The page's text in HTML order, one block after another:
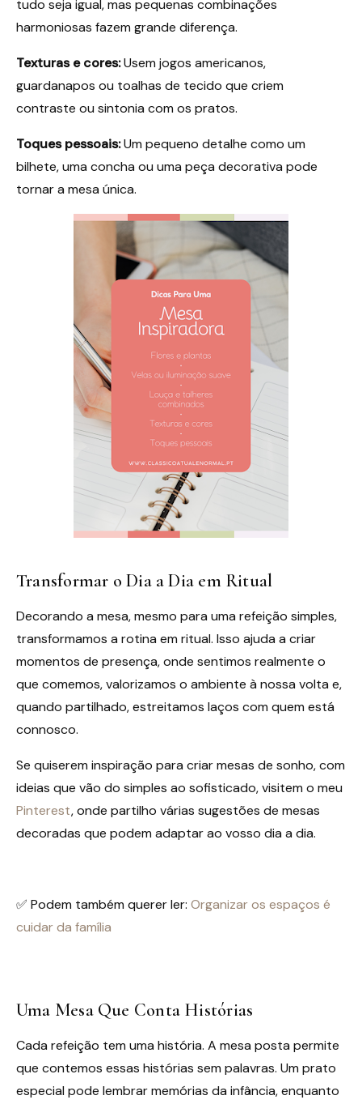
tudo seja igual, mas pequenas combinações
harmoniosas fazem grande diferença.
Texturas e cores:Usem jogos americanos,
guardanapos ou toalhas de tecido que criem
contraste ou sintonia com os pratos.
Toques pessoais:Um pequeno detalhe como um
bilhete, uma concha ou uma peça decorativa pode
tornar a mesa única.
Transformar o Dia a Dia em Ritual
Decorando a mesa, mesmo para uma refeição simples,
transformamos a rotina em ritual. Isso ajuda a criar
momentos de presença, onde sentimos realmente o
que comemos, valorizamos o ambiente à nossa volta e,
quando partilhado, estreitamos laços com quem está
connosco.
Se quiserem inspiração para criar mesas de sonho, com
ideias que vão do simples ao sofisticado, visitem o meu
Pinterest, onde partilho várias sugestões de mesas
decoradas que podem adaptar ao vosso dia a dia.
✅ Podem também querer ler: Organizar os espaços é
cuidar da família
Uma Mesa Que Conta Histórias
Cada refeição tem uma história. A mesa posta permite
que contemos essas histórias sem palavras. Um prato
especial pode lembrar memórias da infância, enquanto